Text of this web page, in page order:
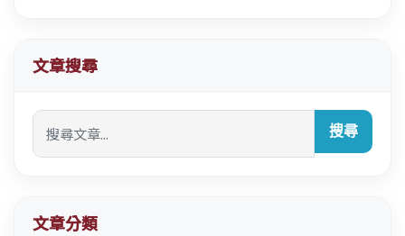
文章搜尋
搜尋
文章分類